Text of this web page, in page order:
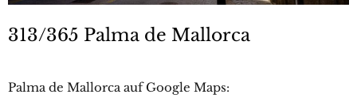
313/365 Palma de Mallorca
Palma de Mallorca auf Google Maps: